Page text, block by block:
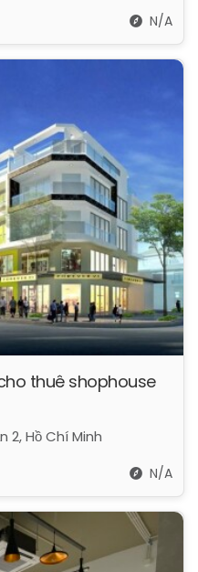
N/A
thuê shophouse
2, Hồ Chí Minh
N/A